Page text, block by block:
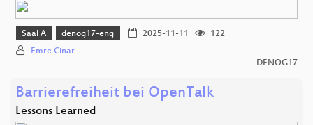
Saal A denog17-eng 2025-11-11
122
Emre Cinar
DENOG17
Barrierefreiheit bei OpenTalk
Lessons Learned